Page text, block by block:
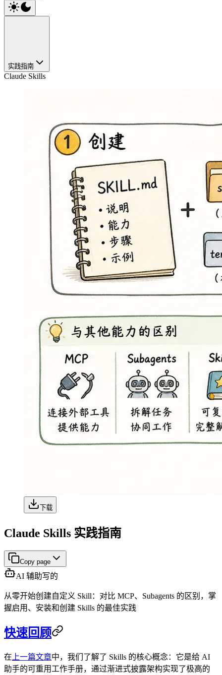
实践指南
Claude Skills
下载
Claude Skills 实践指南
Copy page
AI 辅助写的
从零开始创建自定义 Skill：对比 MCP、Subagents 的区别，掌
握启用、安装和创建 Skills 的最佳实践
快速回顾
在 上一篇文章中，我们了解了 Skills 的核心概念：它是给 AI
助手的可重用工作手册，通过渐进式披露架构实现了极高的